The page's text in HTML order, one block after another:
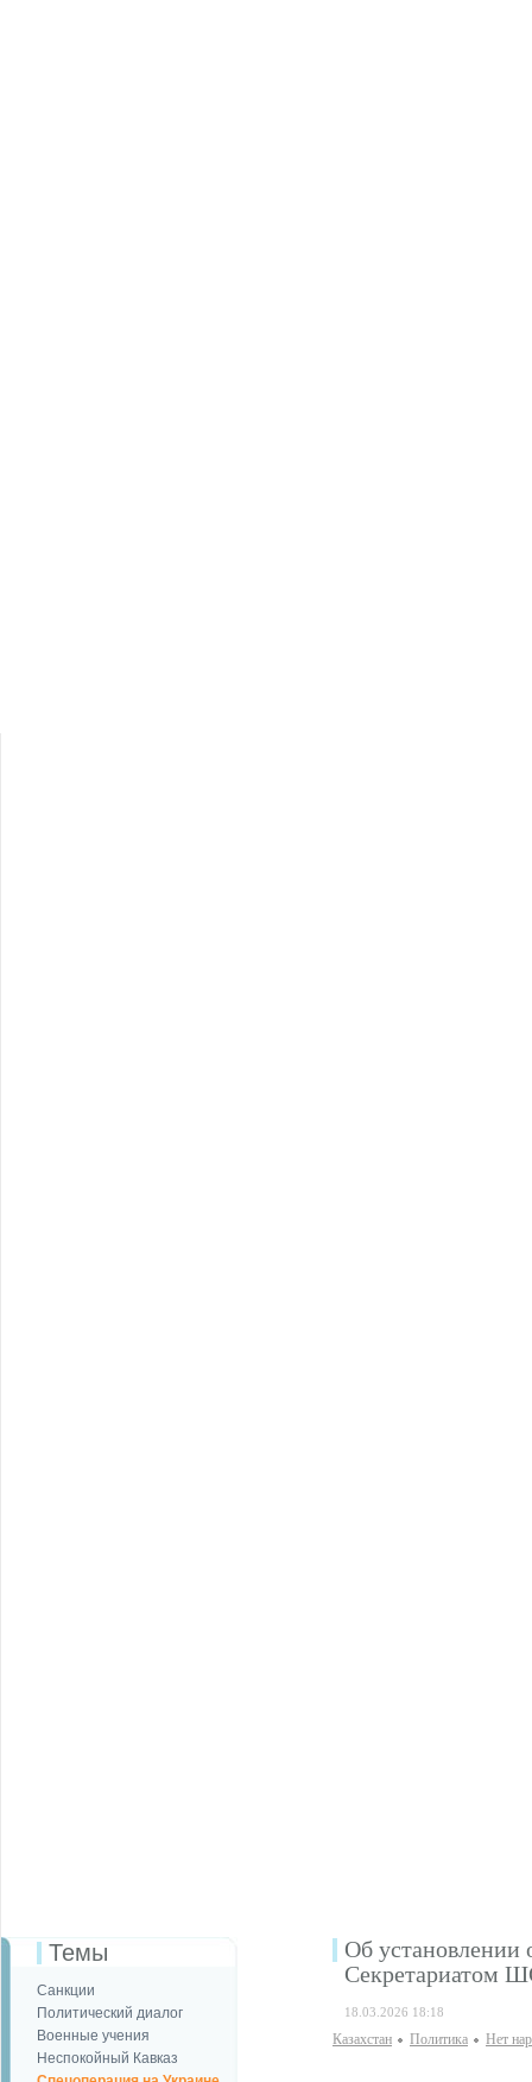
Темы
Санкции
Политический диалог
Военные учения
Неспокойный Кавказ
Об установлении
Секретариатом
18.03.2026 18:18
Казахстан Политика Нет